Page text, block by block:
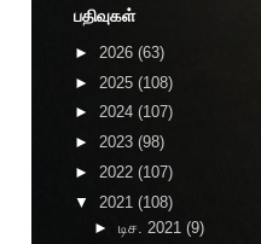
பதிவுகள்
► 2026 (63)
► 2025 (108)
► 2024 (107)
► 2023 (98)
► 2022 (107)
▼ 2021 (108)
► டிச. 2021 (9)